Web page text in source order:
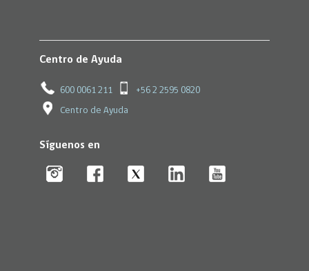
Centro de Ayuda
600 0061 211 +56 2 2595 0820
Centro de Ayuda
Síguenos en